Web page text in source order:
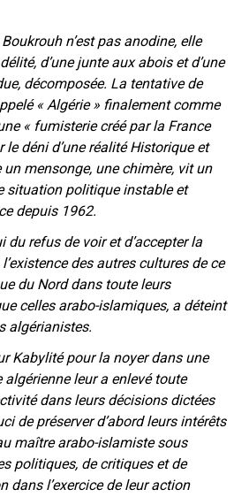
n’est pas anodine, elle
d’une junte aux abois et d’une
décomposée. La tentative de
« Algérie » finalement comme
« fumisterie créé par la France
le déni d’une réalité Historique et
mensonge, une chimère, vit un
situation politique instable et
depuis 1962.
du refus de voir et d’accepter la
des autres cultures de ce
du Nord dans toute leurs
celles arabo-islamiques, a déteint
algérianistes.
Kabylité pour la noyer dans une
leur a enlevé toute
dans leurs décisions dictées
de préserver d’abord leurs intérêts
maître arabo-islamiste sous
politiques, de critiques et de
dans l’exercice de leur action